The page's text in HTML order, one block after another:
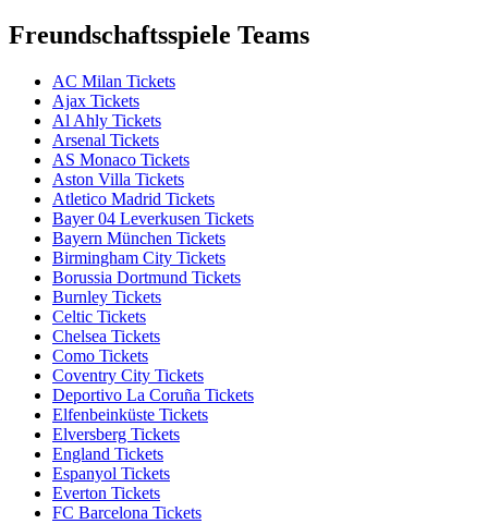
Freundschaftsspiele Teams
AC Milan Tickets
Ajax Tickets
Al Ahly Tickets
Arsenal Tickets
AS Monaco Tickets
Aston Villa Tickets
Atletico Madrid Tickets
Bayer 04 Leverkusen Tickets
Bayern München Tickets
Birmingham City Tickets
Borussia Dortmund Tickets
Burnley Tickets
Celtic Tickets
Chelsea Tickets
Como Tickets
Coventry City Tickets
Deportivo La Coruña Tickets
Elfenbeinküste Tickets
Elversberg Tickets
England Tickets
Espanyol Tickets
Everton Tickets
FC Barcelona Tickets